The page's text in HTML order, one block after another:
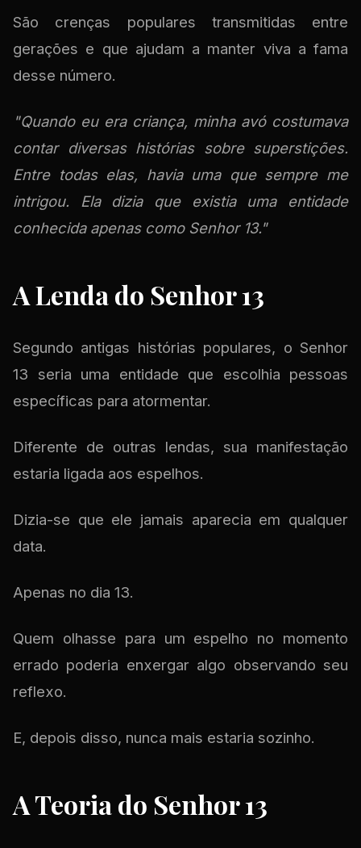
São crenças populares transmitidas entre
gerações e que ajudam a manter viva a fama
desse número.
"Quando eu era criança, minha avó costumava
contar diversas histórias sobre superstições.
Entre todas elas, havia uma que sempre me
intrigou. Ela dizia que existia uma entidade
conhecida apenas como Senhor 13."
A Lenda do Senhor 13
Segundo antigas histórias populares, o Senhor
13 seria uma entidade que escolhia pessoas
específicas para atormentar.
Diferente de outras lendas, sua manifestação
estaria ligada aos espelhos.
Dizia-se que ele jamais aparecia em qualquer
data.
Apenas no dia 13.
Quem olhasse para um espelho no momento
errado poderia enxergar algo observando seu
reflexo.
E, depois disso, nunca mais estaria sozinho.
A Teoria do Senhor 13